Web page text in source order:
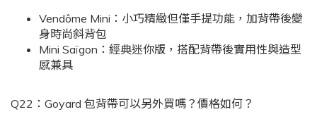
Vendôme Mini：小巧精緻但僅手提功能，加背帶後變
身時尚斜背包
Mini Saïgon：經典迷你版，搭配背帶後實用性與造型
感兼具
Q22：Goyard 包背帶可以另外買嗎？價格如何？